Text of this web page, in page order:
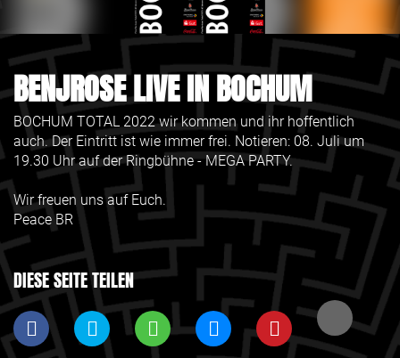
BENJROSE LIVE IN BOCHUM
BOCHUM TOTAL 2022 wir kommen und ihr hoffentlich
auch. Der Eintritt ist wie immer frei. Notieren: 08. Juli um
19.30 Uhr auf der Ringbühne - MEGA PARTY.
Wir freuen uns auf Euch.
Peace BR
DIESE SEITE TEILEN